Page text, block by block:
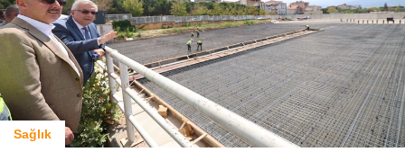
Sağlık